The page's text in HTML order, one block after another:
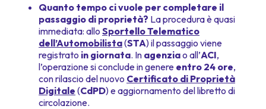
Quanto tempo ci vuole per completare il
passaggio di proprietà? La procedura è quasi
immediata: allo Sportello Telematico
dell’Automobilista(STA) il passaggio viene
registrato in giornata. In agenziao all’ACI,
l’operazione si conclude in genere entro 24 ore,
con rilascio del nuovo Certificato di Proprietà
Digitale (CdPD) e aggiornamento del libretto di
circolazione.